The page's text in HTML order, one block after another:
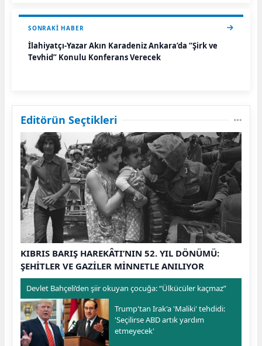
SONRAKI HABER
İlahiyatçı-Yazar Akın Karadeniz Ankara’da “Şirk ve
Tevhid” Konulu Konferans Verecek
Editörün Seçtikleri
KIBRIS BARIŞ HAREKÂTI’NIN 52. YIL DÖNÜMÜ:
ŞEHİTLER VE GAZİLER MİNNETLE ANILIYOR
Devlet Bahçeli’den şiir okuyan çocuğa: “Ülkücüler kaçmaz”
Trump'tan Irak'a 'Maliki' tehdidi:
'Seçilirse ABD artık yardım
etmeyecek'